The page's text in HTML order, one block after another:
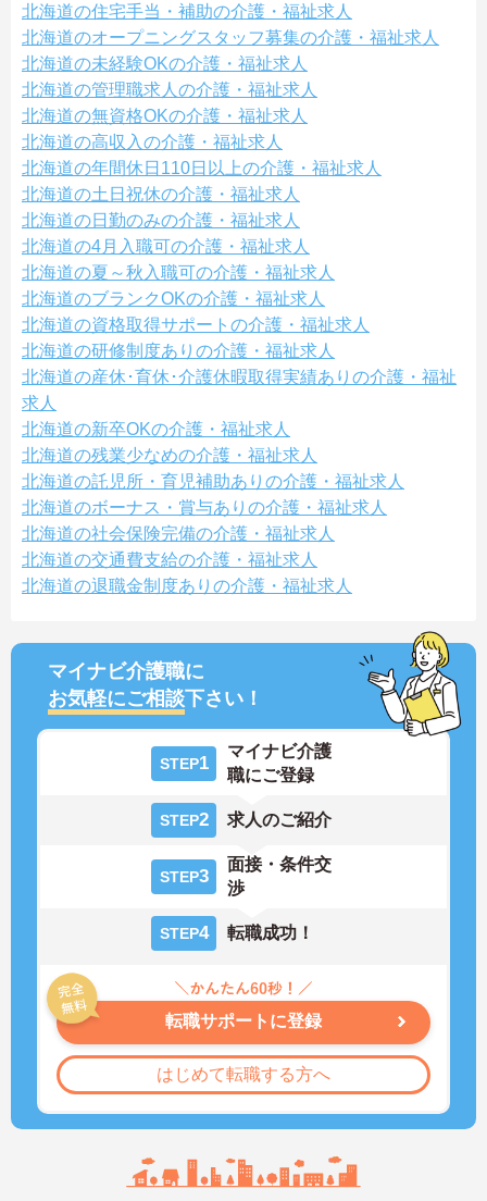
北海道の住宅手当・補助の介護・福祉求人
北海道のオープニングスタッフ募集の介護・福祉求人
北海道の未経験OKの介護・福祉求人
北海道の管理職求人の介護・福祉求人
北海道の無資格OKの介護・福祉求人
北海道の高収入の介護・福祉求人
北海道の年間休日110日以上の介護・福祉求人
北海道の土日祝休の介護・福祉求人
北海道の日勤のみの介護・福祉求人
北海道の4月入職可の介護・福祉求人
北海道の夏～秋入職可の介護・福祉求人
北海道のブランクOKの介護・福祉求人
北海道の資格取得サポートの介護・福祉求人
北海道の研修制度ありの介護・福祉求人
北海道の産休･育休･介護休暇取得実績ありの介護・福祉
求人
北海道の新卒OKの介護・福祉求人
北海道の残業少なめの介護・福祉求人
北海道の託児所・育児補助ありの介護・福祉求人
北海道のボーナス・賞与ありの介護・福祉求人
北海道の社会保険完備の介護・福祉求人
北海道の交通費支給の介護・福祉求人
北海道の退職金制度ありの介護・福祉求人
マイナビ介護職に
お気軽にご相談下さい！
STEP1
マイナビ介護
職にご登録
STEP2 求人のご紹介
STEP3
面接・条件交
渉
STEP4 転職成功！
転職サポートに登録
はじめて転職する方へ